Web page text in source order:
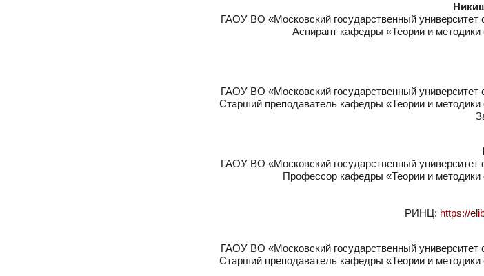
ГАОУ ВО «Московский государственный университет
Аспирант кафедры «Теории и методики
ГАОУ ВО «Московский государственный университет
Старший преподаватель кафедры «Теории и методики
ГАОУ ВО «Московский государственный университет
Профессор кафедры «Теории и методики
РИНЦ: https://
ГАОУ ВО «Московский государственный университет
Старший преподаватель кафедры «Теории и методики